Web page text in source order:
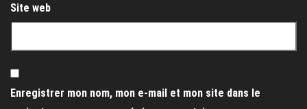
Site web
Enregistrer mon nom, mon e-mail et mon site dans le